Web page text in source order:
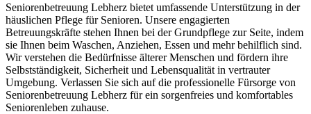
Seniorenbetreuung Lebherz bietet umfassende Unterstützung in der
häuslichen Pflege für Senioren. Unsere engagierten
Betreuungskräfte stehen Ihnen bei der Grundpflege zur Seite, indem
sie Ihnen beim Waschen, Anziehen, Essen und mehr behilflich sind.
Wir verstehen die Bedürfnisse älterer Menschen und fördern ihre
Selbstständigkeit, Sicherheit und Lebensqualität in vertrauter
Umgebung. Verlassen Sie sich auf die professionelle Fürsorge von
Seniorenbetreuung Lebherz für ein sorgenfreies und komfortables
Seniorenleben zuhause.